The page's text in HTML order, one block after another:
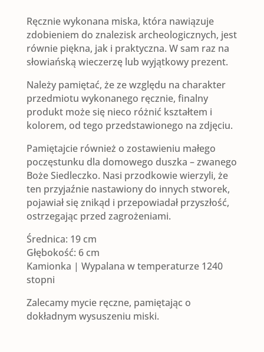
SLAVICA
|
Ręcznie wykonana miska, która nawiązuje
zdobieniem do znalezisk archeologicznych, jest
równie piękna, jak i praktyczna. W sam raz na
słowiańską wieczerzę lub wyjątkowy prezent.
Należy pamiętać, że ze względu na charakter
przedmiotu wykonanego ręcznie, finalny
produkt może się nieco różnić kształtem i
kolorem, od tego przedstawionego na zdjęciu.
Pamiętajcie również o zostawieniu małego
poczęstunku dla domowego duszka – zwanego
Boże Siedleczko. Nasi przodkowie wierzyli, że
ten przyjaźnie nastawiony do innych stworek,
pojawiał się znikąd i przepowiadał przyszłość,
ostrzegając przed zagrożeniami.
Średnica: 19 cm
Głębokość: 6 cm
Kamionka | Wypalana w temperaturze 1240
stopni
Zalecamy mycie ręczne, pamiętając o
dokładnym wysuszeniu miski.